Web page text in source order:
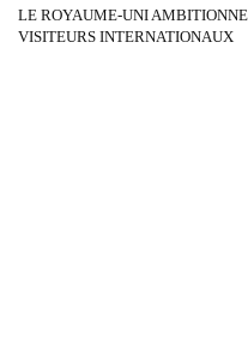
LE ROYAUME-UNI
VISITEURS INTERNATIONAUX